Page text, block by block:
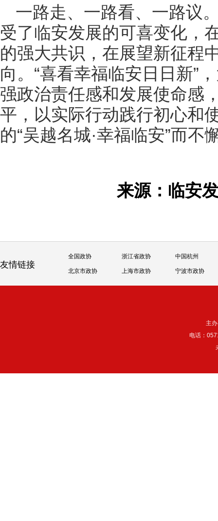
一路走、一路看、一路议
受了临安发展的可喜变化，
的强大共识，在展望新征程
向。“喜看幸福临安日日新”
强政治责任感和发展使命感
平，以实际行动践行初心和
的“吴越名城·幸福临安”而不
来源：临
友情链接
全国政协 浙江省政协 中国杭州
北京市政协 上海市政协 宁波市政协
主
电话：